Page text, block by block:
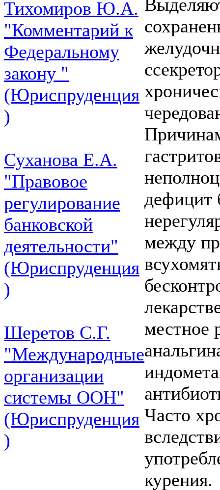
Тихомиров Ю.А.
"Комментарий к
Федеральному
закону "
(Юриспруденция
)
Суханова Е.А.
"Правовое
регулирование
банковской
деятельности"
(Юриспруденция
)
Шеретов С.Г.
"Международные
организации
системы ООН"
(Юриспруденция
)
дефицит
между
местное
Часто
курения.